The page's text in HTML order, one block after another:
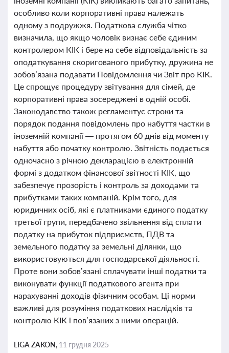
особливо коли корпоративні права належать
одному з подружжя. Податкова служба чітко
визначила, що якщо чоловік визнає себе єдиним
контролером КІК і бере на себе відповідальність за
оподаткування скоригованого прибутку, дружина не
зобов’язана подавати Повідомлення чи Звіт про КІК.
Це спрощує процедуру звітування для сімей, де
корпоративні права зосереджені в одній особі.
Законодавство також регламентує строки та
порядок подання повідомлень про набуття частки в
іноземній компанії — протягом 60 днів від моменту
набуття або початку контролю. Звітність подається
одночасно з річною декларацією в електронній
формі з додатком фінансової звітності КІК, що
забезпечує прозорість і контроль за доходами та
прибутками таких компаній. Крім того, для
юридичних осіб, які є платниками єдиного податку
третьої групи, передбачено звільнення від сплати
податку на прибуток підприємств, ПДВ та
земельного податку за земельні ділянки, що
використовуються для господарської діяльності.
Проте вони зобов’язані сплачувати інші податки та
виконувати функції податкового агента при
нарахуванні доходів фізичним особам. Ці норми
важливі для розуміння податкових наслідків та
контролю КІК і пов’язаних з ними операцій.
LIGA ZAKON, 11 грудня 2025